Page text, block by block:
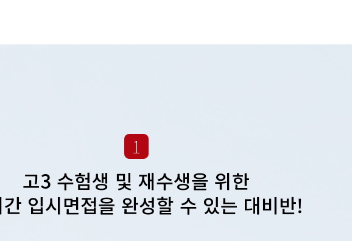
1
고3 수험생 및 재수생을 위한
입시면접을 완성할 수 있는 대비반!